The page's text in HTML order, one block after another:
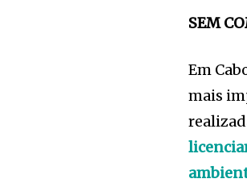
SEM
Em
mais